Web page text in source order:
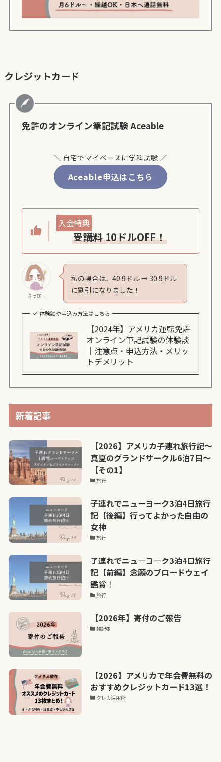
クレジットカード
免許のオンライン筆記試験 Aceable
＼ 自宅でマイペースに学科試験 ／
Aceable申込はこちら
入会特典
受講料 10ドルOFF！
さっぴー
私の場合は、40.9ドル→ 30.9ドル
に割引になりました！
体験談や申込み方法はこちら
【2024年】アメリカ運転免許
オンライン筆記試験の体験談
｜注意点・申込方法・メリッ
トデメリット
新着記事
【2026】アメリカ子連れ旅行記〜
真夏のグランドサークル6泊7日〜
【その1】
旅行
子連れでニューヨーク3泊4日旅行
記【後編】行ってよかった自由の
女神
旅行
子連れでニューヨーク3泊4日旅行
記【前編】念願のブロードウェイ
鑑賞！
旅行
【2026年】寄付のご報告
雑記帳
【2026】アメリカで年会費無料の
おすすめクレジットカード13選！
クレカ活用術